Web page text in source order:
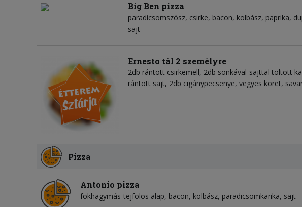
Big Ben pizza
paradicsomszósz csirke bacon kolbász paprika
sajt
Ernesto tál 2 személyre
2db rántott csirkemell, 2db sonkával-sajttal töltött
rántott sajt, 2db cigánypecsenye, vegyes köret,
Pizza
Antonio pizza
fokhagymás-tejfölös alap bacon kolbász paradicsomkarika sajt